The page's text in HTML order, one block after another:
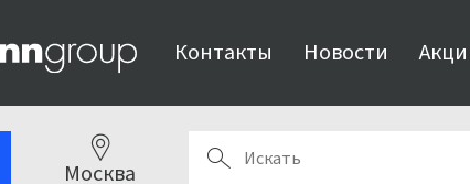
Контакты Новости
Москва